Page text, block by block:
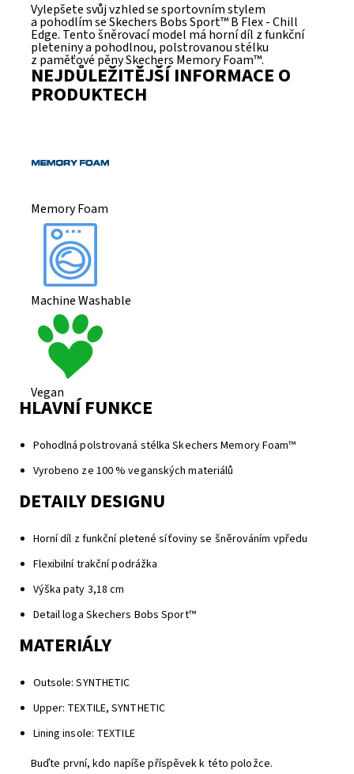
Vylepšete svůj vzhled se sportovním stylem
a pohodlím se Skechers Bobs Sport™ B Flex - Chill
Edge. Tento šněrovací model má horní díl z funkční
pleteniny a pohodlnou, polstrovanou stélku
z paměťové pěny Skechers Memory Foam™.
NEJDŮLEŽITĚJŠÍ INFORMACE O
PRODUKTECH
Memory Foam
Machine Washable
Vegan
HLAVNÍ FUNKCE
Pohodlná polstrovaná stélka Skechers Memory Foam™
Vyrobeno ze 100 % veganských materiálů
DETAILY DESIGNU
Horní díl z funkční pletené síťoviny se šněrováním vpředu
Flexibilní trakční podrážka
Výška paty 3,18 cm
Detail loga Skechers Bobs Sport™
MATERIÁLY
Outsole: SYNTHETIC
Upper: TEXTILE, SYNTHETIC
Lining insole: TEXTILE
Buďte první, kdo napíše příspěvek k této položce.